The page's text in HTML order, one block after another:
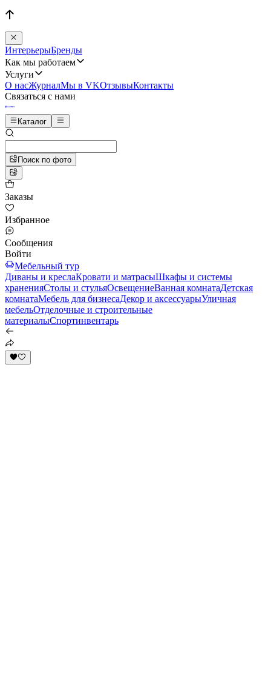
ИнтерьерыБренды
Как мы работаем
Услуги
О насЖурналМы в VKОтзывыКонтакты
Связаться с нами
Каталог
Поиск по фото
Заказы
Избранное
Сообщения
Войти
Мебельный тур
Диваны и креслаКровати и матрасыШкафы и системы
храненияСтолы и стульяОсвещениеВанная комнатаДетская
комнатаМебель для бизнесаДекор и аксессуарыУличная
мебельОтделочные и строительные
материалыСпортинвентарь